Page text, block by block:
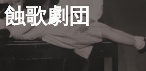
蝕歌劇団